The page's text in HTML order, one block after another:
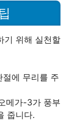
기 위해 실천할
에 무리를 주
메가-3가 풍부
줍니다.